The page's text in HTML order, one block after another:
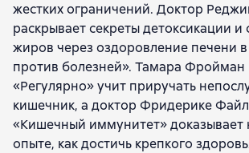
жестких ограничений. Доктор
раскрывает секреты детоксикации и
жиров через оздоровление печени
против болезней». Тамара Фройман
«Регулярно» учит приручать
кишечник, а доктор Фридерике
«Кишечный иммунитет» доказывает
опыте, как достичь крепкого